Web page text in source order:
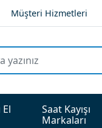
Müşteri Hizmetleri
El
Saat Kayışı
Markaları